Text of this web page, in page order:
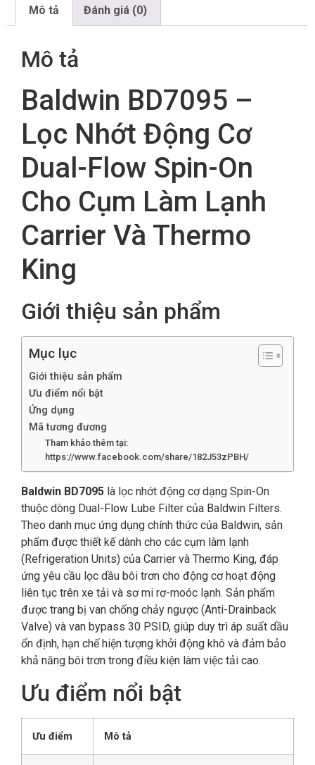
Mô tả Đánh giá (0)
Mô tả
Baldwin BD7095 –
Lọc Nhớt Động Cơ
Dual-Flow Spin-On
Cho Cụm Làm Lạnh
Carrier Và Thermo
King
Giới thiệu sản phẩm
Mục lục
Giới thiệu sản phẩm
Ưu điểm nổi bật
Ứng dụng
Mã tương đương
Tham khảo thêm tại:
https://www.facebook.com/share/182J53zPBH/
Baldwin BD7095 là lọc nhớt động cơ dạng Spin-On
thuộc dòng Dual-Flow Lube Filter của Baldwin Filters.
Theo danh mục ứng dụng chính thức của Baldwin, sản
phẩm được thiết kế dành cho các cụm làm lạnh
(Refrigeration Units) của Carrier và Thermo King, đáp
ứng yêu cầu lọc dầu bôi trơn cho động cơ hoạt động
liên tục trên xe tải và sơ mi rơ-moóc lạnh. Sản phẩm
được trang bị van chống chảy ngược (Anti-Drainback
Valve) và van bypass 30 PSID, giúp duy trì áp suất dầu
ổn định, hạn chế hiện tượng khởi động khô và đảm bảo
khả năng bôi trơn trong điều kiện làm việc tải cao.
Ưu điểm nổi bật
Ưu điểm Mô tả